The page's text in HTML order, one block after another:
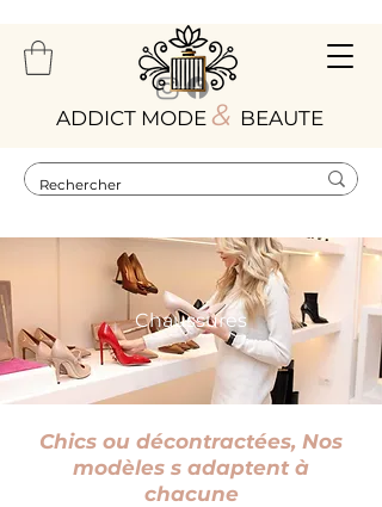
ADDICT MODE & BEAUTE
Chaussures
Chics ou décontractées, Nos
modèles s adaptent à
chacune